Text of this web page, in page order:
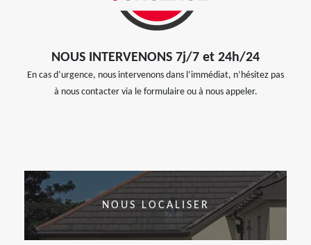
NOUS INTERVENONS 7j/7 et 24h/24
En cas d’urgence, nous intervenons dans l’immédiat, n’hésitez pas
à nous contacter via le formulaire ou à nous appeler.
NOUS LOCALISER